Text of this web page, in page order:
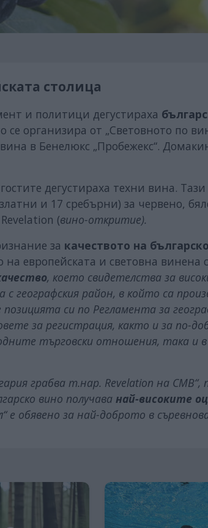
столица
и политици дегустираха
организира от „Световното по
в Бенелюкс „Пробежекс“.
дегустираха техни вина.
и 17 сребърни) за червено,
(вино-откритие).
за качеството на
европейската и световна винена
, което свидетелства за
географския район, в който са
си по Регламента за
за регистрация, както и за по-
търговски отношения, така и
грабва т.нар. Revelation на СМВ“,
вино получава най-високите
е обявено за най-доброто в